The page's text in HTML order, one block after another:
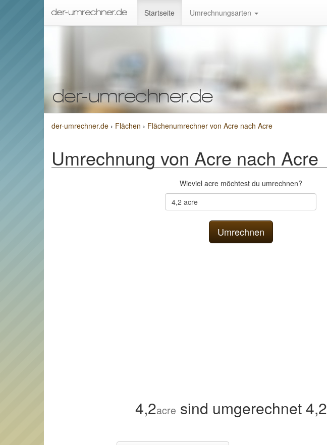
Startseite Umrechnungsarten
der-umrechner.de › Flächen › Flächenumrechner von Acre nach Acre
Umrechnung von Acre nach Acre
Wieviel acre möchtest du umrechnen?
4,2acre sind umgerechnet 4,2